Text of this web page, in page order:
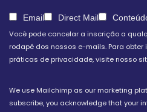
Email Direct Mail
Você pode cancelar a inscrição a
rodapé dos nossos e-mails. Para
práticas de privacidade, visite nosso
We use Mailchimp as our marketing
subscribe, you acknowledge that your